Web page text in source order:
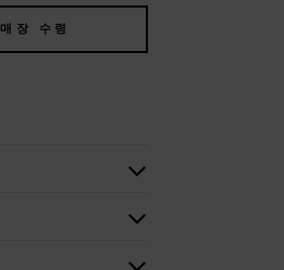
매장 수령